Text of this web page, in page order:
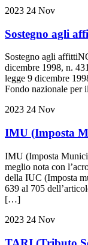
2023 24 Nov
Sostegno agli
Sostegno agli
dicembre 1998, n.
legge 9 dicembre
Fondo nazionale
2023 24 Nov
IMU (Imposta
IMU (Imposta
meglio nota con
della IUC (Imposta
639 al 705
[…]
2023 24 Nov